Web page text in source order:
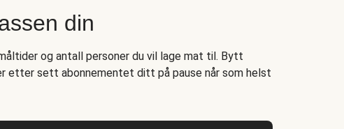
din
og antall personer du vil lage mat til. Bytt
etter sett abonnementet ditt på pause når som helst